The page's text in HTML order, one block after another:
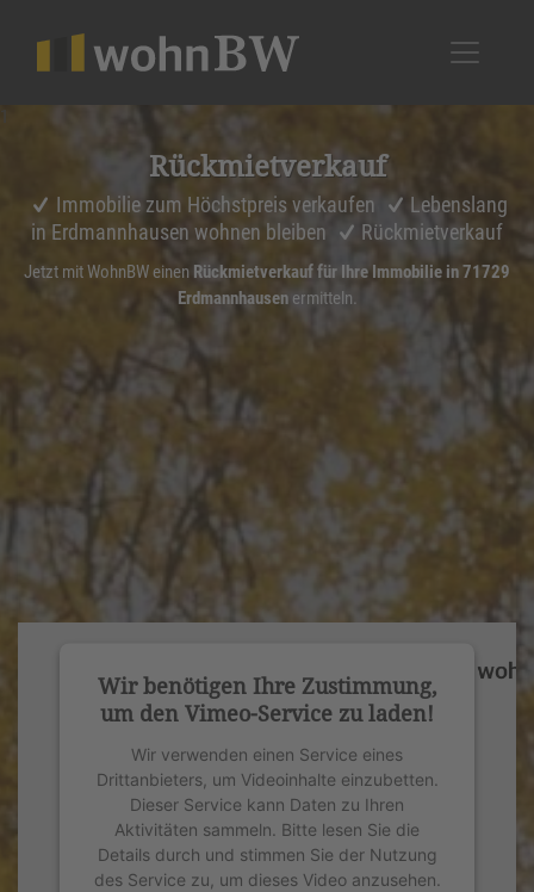
Rückmiet­ver­kauf
Immobilie zum Höchstpreis verkaufen
Lebenslang
in Erdmannhausen wohnen bleiben
Rückmietverkauf
Jetzt mit WohnBW einen Rückmietverkauf für Ihre Immobilie in 71729
Erdmannhausenermitteln.
Wir benötigen Ihre Zustimmung,
um den Vimeo-Service zu laden!
Wir verwenden einen Service eines
Drittanbieters, um Videoinhalte einzubetten.
Dieser Service kann Daten zu Ihren
Aktivitäten sammeln. Bitte lesen Sie die
Details durch und stimmen Sie der Nutzung
des Service zu, um dieses Video anzusehen.